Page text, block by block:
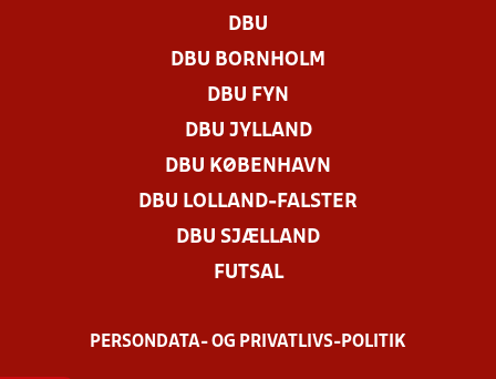
DBU
DBU BORNHOLM
DBU FYN
DBU JYLLAND
DBU KØBENHAVN
DBU LOLLAND-FALSTER
DBU SJÆLLAND
FUTSAL
PERSONDATA- OG PRIVATLIVS-POLITIK